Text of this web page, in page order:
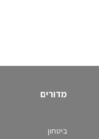
מדורים
ביטחון